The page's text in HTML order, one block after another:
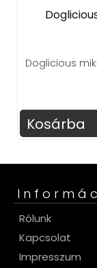
Doglicious
Kosárba
Rólunk
Kapcsolat
Impresszum